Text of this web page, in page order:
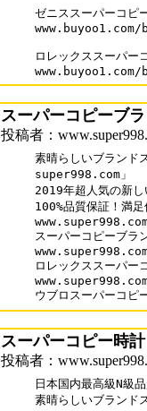
ゼニススーパーコピ
ロレックススーパー
スーパーコピーブ
投稿者：
素晴らしいブランド
super998.com」
2019年超人気の新し
100%品質保証！満
スーパーコピーブラ
ロレックススーパー
ウブロスーパーコピ
スーパーコピー時計
投稿者：
日本国内最高級N級
素晴らしいブランド